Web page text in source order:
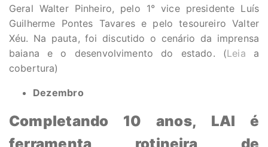
Geral Walter Pinheiro, pelo 1° vice presidente Luís
Guilherme Pontes Tavares e pelo tesoureiro Valter
Xéu. Na pauta, foi discutido o cenário da imprensa
baiana e o desenvolvimento do estado. (Leia a
cobertura)
Dezembro
Completando 10 anos, LAI é